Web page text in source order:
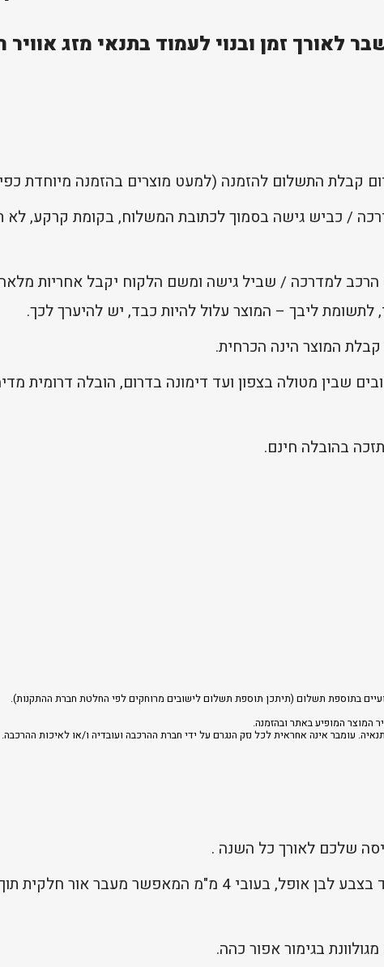
לאורך זמן ובנוי לעמוד בתנאי מזג אוויר
/ כביש גישה בסמוך לכתובת המשלוח, בקומת קרקע, לא
הרכב למדרכה / שביל גישה ומשם הלקוח יקבל אחריות
ליבך – המוצר עלול להיות כבד, יש להיערך לכך.
המוצר הינה הכרחית.
שבין מטולה בצפון ועד דימונה בדרום, הובלה דרומית
בהובלה חינם.
בתוספת תשלום (תיתכן תוספת תשלום לישובים מרוחקים לפי החלטת חברת ההתקנות).
המוצר המופיע באתר ובהזמנה.
עומבר אינה אחראית לכל נזק הנגרם על ידי חברת ההרכבה ועובדיה ו/או לאיכות ההרכבה.
שלכם לאורך כל השנה .
לוח פאנל אקרילי יצוק ועמיד במיוחד בצבע לבן אופל, בעובי 4 מ"מ
בגימור אפור כהה.